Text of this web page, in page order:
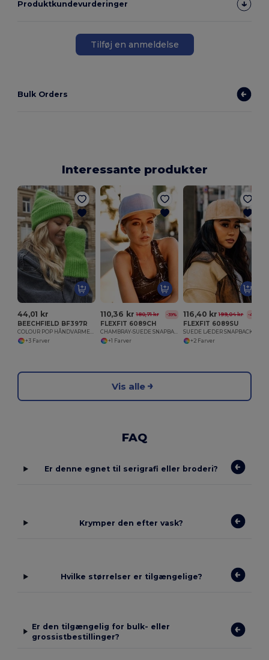
Produktkundevurderinger
Tilføj en anmeldelse
Bulk Orders
Interessante produkter
44,01 kr
BEECHFIELD BF397R
COLOUR POP HÅNDVARMERE
+3 Farver
110,36 kr 180,71 kr -39%
FLEXFIT 6089CH
CHAMBRAY-SUEDE SNAPBACK CHAMBRAY
+1 Farver
116,40 kr 199,04 kr -42%
FLEXFIT 6089SU
SUEDE LÆDER SNAPBACK
+2 Farver
Vis alle
FAQ
Er denne egnet til serigrafi eller broderi?
Krymper den efter vask?
Hvilke størrelser er tilgængelige?
Er den tilgængelig for bulk- eller
grossistbestillinger?